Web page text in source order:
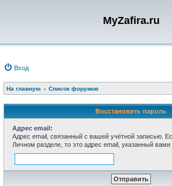
MyZafira.ru
Вход
На главную Список форумов
Восстановить пароль
Адрес email:
Адрес email, связанный с вашей учётной записью.
Личном разделе, то это адрес email, указанный вами